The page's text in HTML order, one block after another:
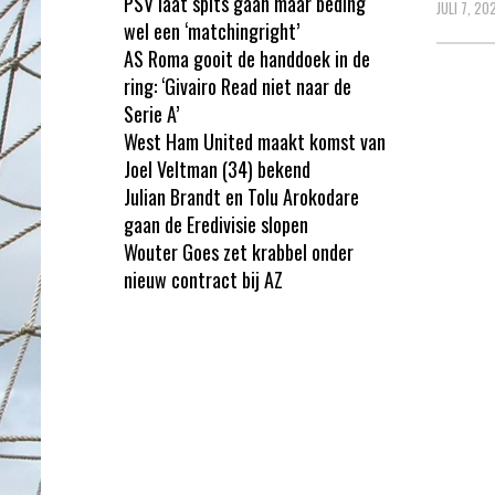
JULI 7,
wel een ‘matchingright’
AS Roma gooit de handdoek in de
ring: ‘Givairo Read niet naar de
Serie A’
West Ham United maakt komst van
Joel Veltman (34) bekend
Julian Brandt en Tolu Arokodare
gaan de Eredivisie slopen
Wouter Goes zet krabbel onder
nieuw contract bij AZ